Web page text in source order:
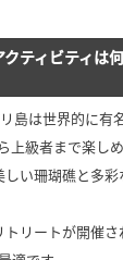
ティビティは
島は世界的に有
上級者まで楽しめ
しい珊瑚礁と多
トリートが開催